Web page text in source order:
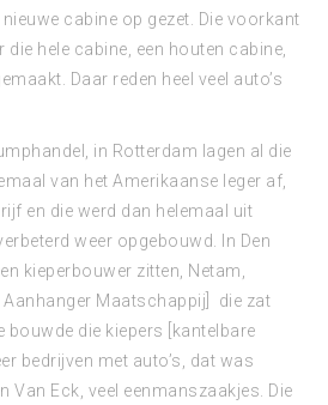
cabine op gezet. Die voorkant
hele cabine, een houten cabine,
Daar reden heel veel auto’s
in Rotterdam lagen al die
van het Amerikaanse leger af,
en die werd dan helemaal uit
weer opgebouwd. In Den
kieperbouwer zitten, Netam,
Aanhanger Maatschappij] die zat
bouwde die kiepers [kantelbare
bedrijven met auto’s, dat was
Van Eck, veel eenmanszaakjes. Die